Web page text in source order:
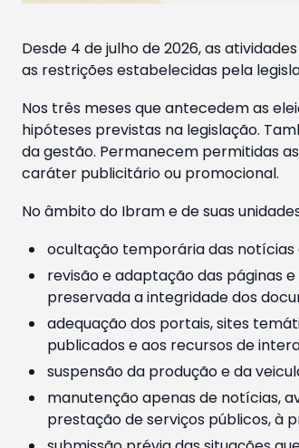
Desde 4 de julho de 2026, as
as restrições estabelecidas pela
Nos três meses que antecedem as
hipóteses previstas na legislação.
da gestão. Permanecem permitidas
caráter publicitário ou promocional.
No âmbito do Ibram e de suas
ocultação temporária das notícias
revisão e adaptação das páginas
preservada a integridade dos
adequação dos portais, sites
publicados e aos recursos de
suspensão da produção e da
manutenção apenas de notícias,
prestação de serviços públicos, à